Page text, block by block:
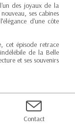
des joyaux de la
ses cabines
d'une côte
cet épisode retrace
de la Belle
et ses souvenirs
Contact